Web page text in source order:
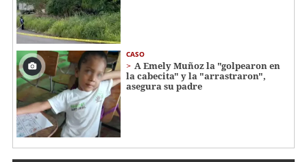
CASO
A Emely Muñoz la "golpearon en
la cabecita" y la "arrastraron",
asegura su padre